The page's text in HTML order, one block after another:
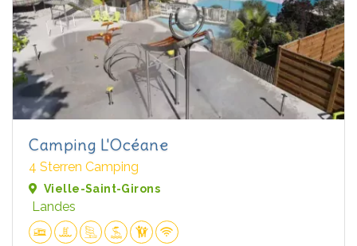
Camping L'Océane
4 Sterren Camping
Vielle-Saint-Girons
Landes